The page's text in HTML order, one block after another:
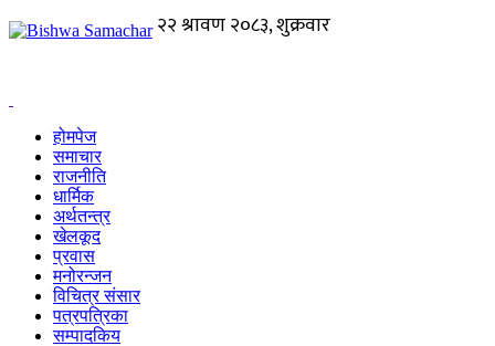
होमपेज
समाचार
राजनीति
धार्मिक
अर्थतन्त्र
खेलकूद
प्रवास
मनोरन्जन
विचित्र संसार
पत्रपत्रिका
सम्पादकिय